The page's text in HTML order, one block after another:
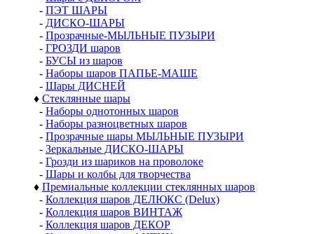
- ПЭТ ШАРЫ
- ДИСКО-ШАРЫ
- Прозрачные-МЫЛЬНЫЕ ПУЗЫРИ
- ГРОЗДИ шаров
- БУСЫ из шаров
- Наборы шаров ПАПЬЕ-МАШЕ
- Шары ДИСНЕЙ
♦ Стеклянные шары
- Наборы однотонных шаров
- Наборы разноцветных шаров
- Прозрачные шары МЫЛЬНЫЕ ПУЗЫРИ
- Зеркальные ДИСКО-ШАРЫ
- Грозди из шариков на проволоке
- Шары и колбы для творчества
♦ Премиальные коллекции стеклянных шаров
- Коллекция шаров ДЕЛЮКС (Delux)
- Коллекция шаров ВИНТАЖ
- Коллекция шаров ДЕКОР